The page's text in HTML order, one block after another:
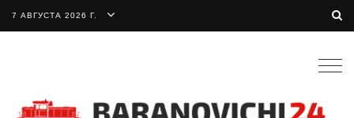
7 АВГУСТА 2026 Г.